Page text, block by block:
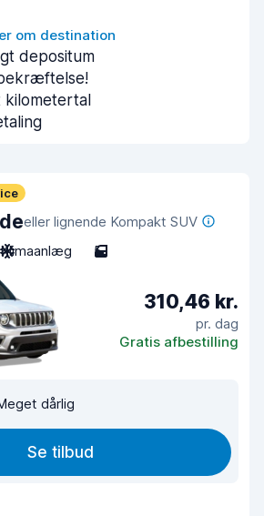
om destination
depositum
eller lignende Kompakt SUV
Klimaanlæg 5
310,46 kr.
pr. dag
Gratis afbestilling
dårlig
Se tilbud